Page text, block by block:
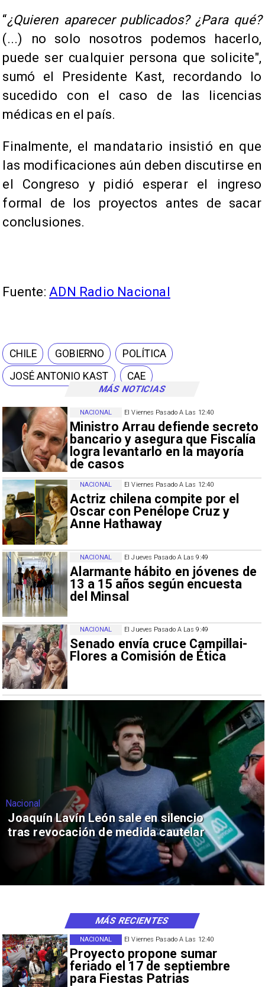
MÁS NOTICIAS
El Viernes Pasado A Las 12:40
Ministro Arrau defiende secreto
bancario y asegura que Fiscalía
logra levantarlo en la mayoría
de casos
NACIONAL
El Viernes Pasado A Las 12:40
Actriz chilena compite por el
Oscar con Penélope Cruz y
Anne Hathaway
NACIONAL
El Jueves Pasado A Las 9:49
Alarmante hábito en jóvenes de
13 a 15 años según encuesta
del Minsal
NACIONAL
El Jueves Pasado A Las 9:49
Senado envía cruce Campillai-
Flores a Comisión de Ética
NACIONAL
“¿Quieren aparecer publicados? ¿Para qué?
(...) no solo nosotros podemos hacerlo,
puede ser cualquier persona que solicite",
sumó el Presidente Kast, recordando lo
sucedido con el caso de las licencias
médicas en el país.
Finalmente, el mandatario insistió en que
las modificaciones aún deben discutirse en
el Congreso y pidió esperar el ingreso
formal de los proyectos antes de sacar
conclusiones.
Fuente: ADN Radio Nacional
CHILE GOBIERNO
POLÍTICA
JOSÉ ANTONIO KAST
CAE
Nacional
Joaquín Lavín León sale en silencio
tras revocación de medida cautelar
El Viernes Pasado A Las 12:40
Proyecto propone sumar
feriado el 17 de septiembre
para Fiestas Patrias
NACIONAL
MÁS RECIENTES